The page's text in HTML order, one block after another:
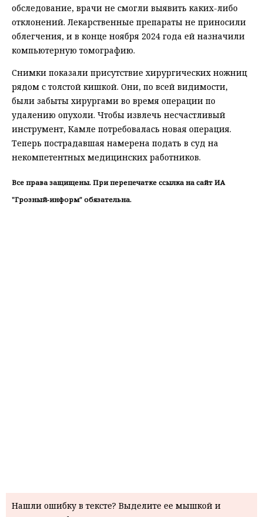
обследование, врачи не смогли выявить каких-либо
отклонений. Лекарственные препараты не приносили
облегчения, и в конце ноября 2024 года ей назначили
компьютерную томографию.
Снимки показали присутствие хирургических ножниц
рядом с толстой кишкой. Они, по всей видимости,
были забыты хирургами во время операции по
удалению опухоли. Чтобы извлечь несчастливый
инструмент, Камле потребовалась новая операция.
Теперь пострадавшая намерена подать в суд на
некомпетентных медицинских работников.
Все права защищены. При перепечатке ссылка на сайт ИА
"Грозный-информ" обязательна.
Нашли ошибку в тексте? Выделите ее мышкой и